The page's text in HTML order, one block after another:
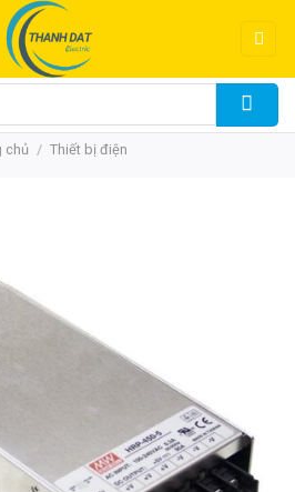
chủ / Thiết bị điện